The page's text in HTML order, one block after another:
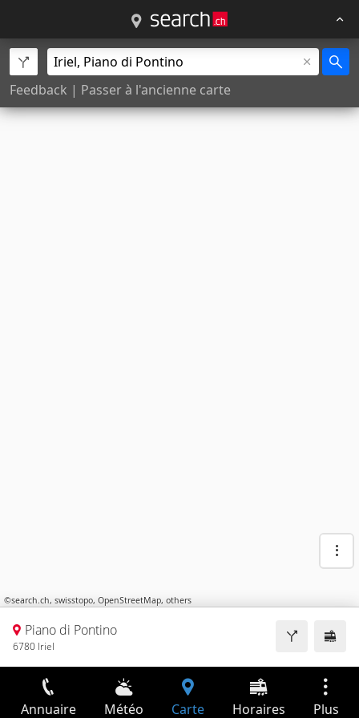
Feedback | Passer à l'ancienne carte
©search.ch, swisstopo, OpenStreetMap, others
Piano di Pontino
6780 Iriel
Annuaire Météo Carte Horaires Plus